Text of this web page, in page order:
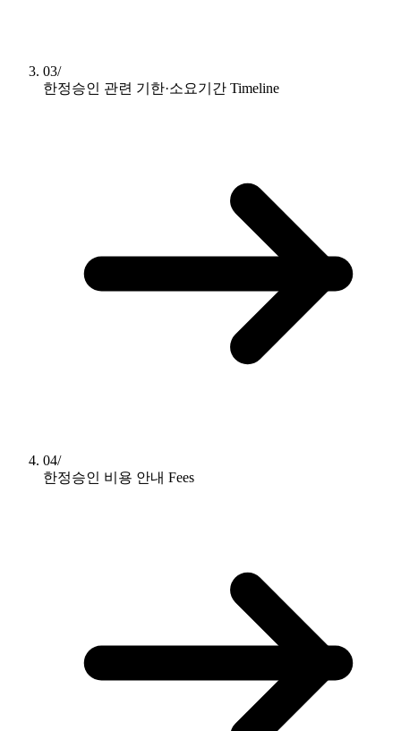
03/
한정승인 관련 기한·소요기간 Timeline
04/
한정승인 비용 안내 Fees